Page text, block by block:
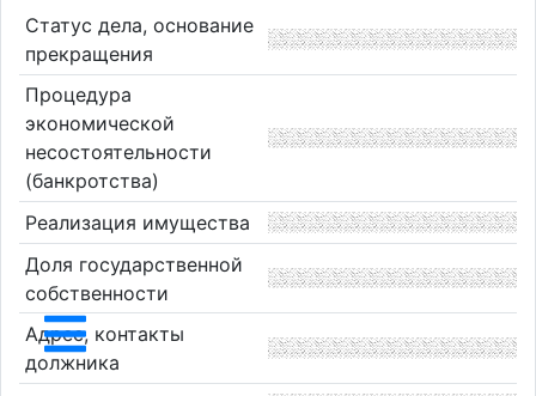
Статус дела, основание
прекращения
Процедура
экономической
несостоятельности
(банкротства)
Реализация имущества
Доля государственной
собственности
Адрес, контакты
должника